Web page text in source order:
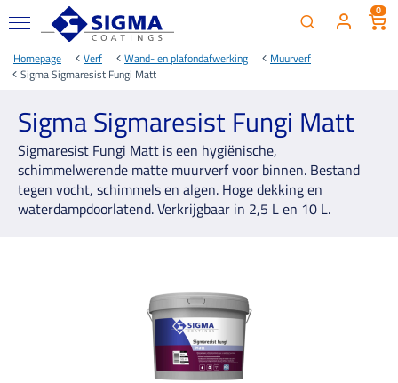
0
Homepage Verf Wand- en plafondafwerking
Muurverf
Sigma Sigmaresist Fungi Matt
Sigma Sigmaresist Fungi Matt
Sigmaresist Fungi Matt is een hygiënische,
schimmelwerende matte muurverf voor binnen. Bestand
tegen vocht, schimmels en algen. Hoge dekking en
waterdampdoorlatend. Verkrijgbaar in 2,5 L en 10 L.